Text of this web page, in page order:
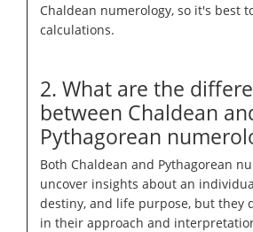
Chaldean numerology, so it's best
calculations.
2. What are the
between Chaldean
Pythagorean
Both Chaldean and Pythagorean
uncover insights about an
destiny, and life purpose, but they
in their approach and